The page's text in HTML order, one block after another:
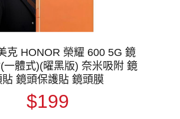
克 HONOR 榮耀 600 5G 鏡
一體式)(曜黑版) 奈米吸附 鏡
貼 鏡頭保護貼 鏡頭膜
$199